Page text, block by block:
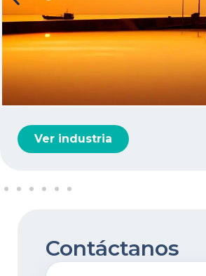
Ver industria
Contáctanos